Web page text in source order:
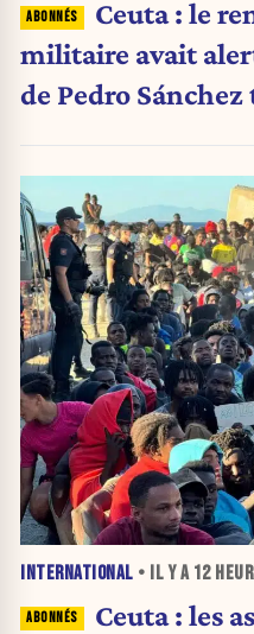
Ceuta : le
militaire avait
de Pedro
INTERNATIONAL • IL Y A 12
Ceuta : les